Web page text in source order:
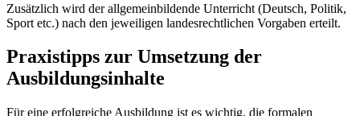
Zusätzlich wird der allgemeinbildende Unterricht (Deutsch, Politik,
Sport etc.) nach den jeweiligen landesrechtlichen Vorgaben erteilt.
Praxistipps zur Umsetzung der
Ausbildungsinhalte
Für eine erfolgreiche Ausbildung ist es wichtig, die formalen